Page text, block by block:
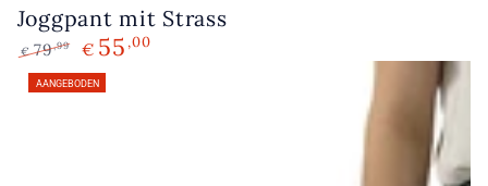
Joggpant mit Strass
Normale
prijs
€ 79,99
Verkoopprijs
€ 55 ,00
AANGEBODEN